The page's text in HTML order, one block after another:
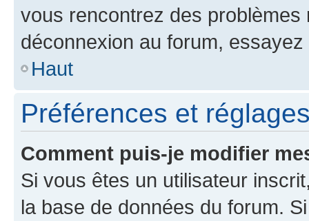
vous rencontrez des
déconnexion au forum,
Haut
Préférences et
Comment puis-je modifier
Si vous êtes un utilisateur
la base de données du forum.